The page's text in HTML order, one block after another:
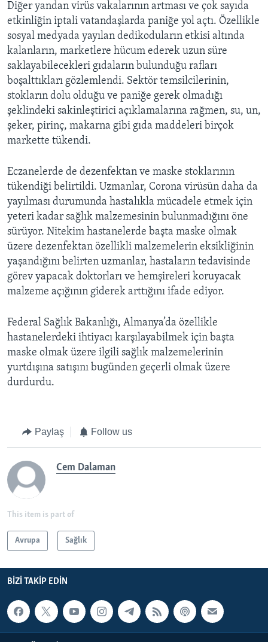
Diğer yandan virüs vakalarının artması ve çok sayıda
etkinliğin iptali vatandaşlarda paniğe yol açtı. Özellikle
sosyal medyada yayılan dedikoduların etkisi altında
kalanların, marketlere hücum ederek uzun süre
saklayabilecekleri gıdaların bulunduğu rafları
boşalttıkları gözlemlendi. Sektör temsilcilerinin,
stokların dolu olduğu ve paniğe gerek olmadığı
şeklindeki sakinleştirici açıklamalarına rağmen, su, un,
şeker, pirinç, makarna gibi gıda maddeleri birçok
markette tükendi.
Eczanelerde de dezenfektan ve maske stoklarının
tükendiği belirtildi. Uzmanlar, Corona virüsün daha da
yayılması durumunda hastalıkla mücadele etmek için
yeteri kadar sağlık malzemesinin bulunmadığını öne
sürüyor. Nitekim hastanelerde başta maske olmak
üzere dezenfektan özellikli malzemelerin eksikliğinin
yaşandığını belirten uzmanlar, hastaların tedavisinde
görev yapacak doktorları ve hemşireleri koruyacak
malzeme açığının giderek arttığını ifade ediyor.
Federal Sağlık Bakanlığı, Almanya’da özellikle
hastanelerdeki ihtiyacı karşılayabilmek için başta
maske olmak üzere ilgili sağlık malzemelerinin
yurtdışına satışını bugünden geçerli olmak üzere
durdurdu.
Paylaş Follow us
Cem Dalaman
This item is part of
Avrupa Sağlık
BIZI TAKIP EDIN